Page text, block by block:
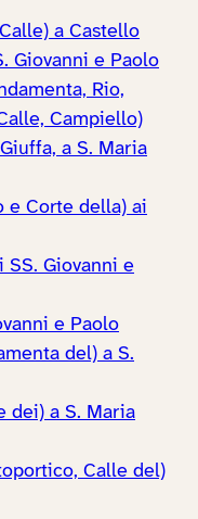
a Castello
Giovanni e Paolo
Rio,
Campiello)
a S. Maria
e Corte della) ai
SS. Giovanni e
e Paolo
del) a S.
dei) a S. Maria
Calle del)